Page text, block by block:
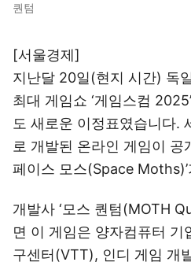
퀀텀
[서울경제]
지난달 20일(현지 시간) 독
최대 게임쇼 ‘게임스컴
도 새로운 이정표였습니다.
로 개발된 온라인 게임이 공
페이스 모스(Space
개발사 ‘모스 퀀텀(MOTH
면 이 게임은 양자컴퓨터 기
구센터(VTT), 인디 게임 개